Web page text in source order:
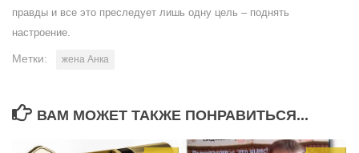
правды и все это преследует лишь одну цель – поднять
настроение.
Метки: жена Анка
ВАМ МОЖЕТ ТАКЖЕ ПОНРАВИТЬСЯ...